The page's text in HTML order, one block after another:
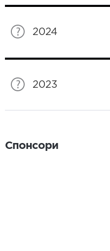
2024
2023
Спонсори